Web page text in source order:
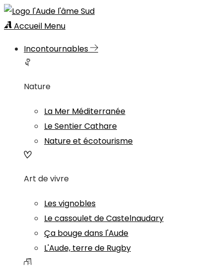
Accueil Menu
Incontournables
Nature
La Mer Méditerranée
Le Sentier Cathare
Nature et écotourisme
Art de vivre
Les vignobles
Le cassoulet de Castelnaudary
Ça bouge dans l'Aude
L'Aude, terre de Rugby